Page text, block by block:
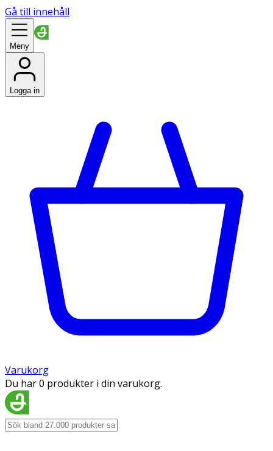
Gå till innehåll
Meny
Logga in
Varukorg
Du har 0 produkter i din varukorg.